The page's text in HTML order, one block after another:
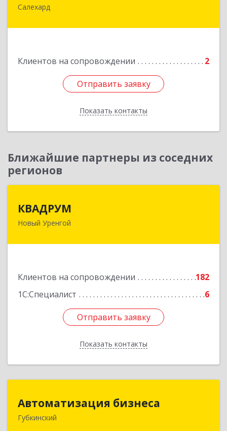
Салехард
Клиентов на сопровождении 2
Отправить заявку
Показать контакты
629008, Ямало-Ненецкий АО, Салехард г,
Отправить заявку
Назад
Ближайшие партнеры из соседних
регионов
КВАДРУМ
Новый Уренгой
Клиентов на сопровождении
182
1С:Специалист
6
Отправить заявку
Показать контакты
629309, Ямало-Ненецкий АО, Новый Уренгой г,
Отправить заявку
Назад
Автоматизация бизнеса
Губкинский
Автоматизация бизнеса
629830, Ямало-Ненецкий АО, Губкинский г,